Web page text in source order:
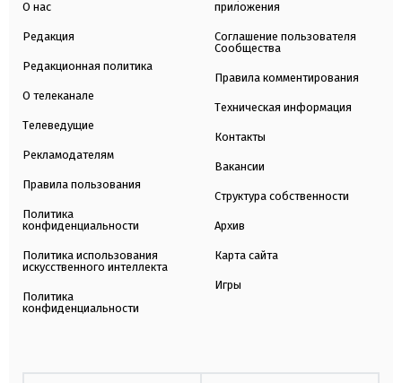
О нас
Редакция
Редакционная политика
О телеканале
Телеведущие
Рекламодателям
Правила пользования
Политика
конфиденциальности
Политика использования
искусственного интеллекта
Политика
конфиденциальности
приложения
Соглашение пользователя
Сообщества
Правила комментирования
Техническая информация
Контакты
Вакансии
Структура собственности
Архив
Карта сайта
Игры